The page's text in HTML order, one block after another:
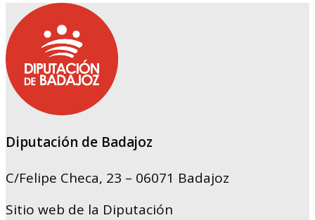
Diputación de Badajoz
C/Felipe Checa, 23 – 06071 Badajoz
Sitio web de la Diputación